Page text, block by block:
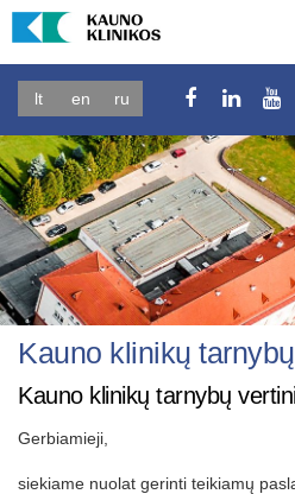
lt en ru
Kauno klinikų
Kauno klinikų tarnybų
Gerbiamieji,
siekiame nuolat gerinti teikiamų